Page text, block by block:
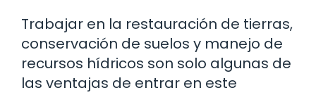
Trabajar en la restauración de tierras,
conservación de suelos y manejo de
recursos hídricos son solo algunas de
las ventajas de entrar en este